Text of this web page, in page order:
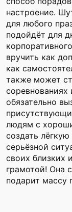
настроение.
для любого
подойдёт для
вручить как
как
также может
соревнованиях
обязательно
людям с
создать
серьёзной
своих близких
грамотой! Она
подарит массу